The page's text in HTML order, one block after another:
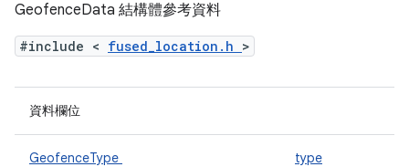
GeofenceData 結構體參考資料
#include < fused_location.h >
資料欄位
GeofenceType type